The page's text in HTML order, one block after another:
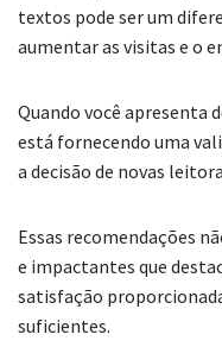
textos pode ser um
aumentar as visitas e o
Quando você apresenta
está fornecendo uma
a decisão de novas
Essas recomendações
e impactantes que
satisfação
suficientes.